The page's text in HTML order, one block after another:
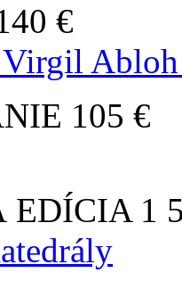
€
105 €
EDÍCIA 1